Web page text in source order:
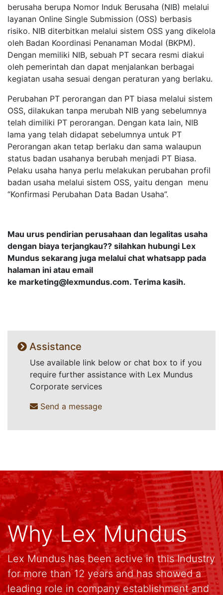
berusaha berupa Nomor Induk Berusaha (NIB) melalui
layanan Online Single Submission (OSS) berbasis
risiko. NIB diterbitkan melalui sistem OSS yang dikelola
oleh Badan Koordinasi Penanaman Modal (BKPM).
Dengan memiliki NIB, sebuah PT secara resmi diakui
oleh pemerintah dan dapat menjalankan berbagai
kegiatan usaha sesuai dengan peraturan yang berlaku.
Perubahan PT perorangan dan PT biasa melalui sistem
OSS, dilakukan tanpa merubah NIB yang sebelumnya
telah dimiliki PT perorangan. Dengan kata lain, NIB
lama yang telah didapat sebelumnya untuk PT
Perorangan akan tetap berlaku dan sama walaupun
status badan usahanya berubah menjadi PT Biasa.
Pelaku usaha hanya perlu melakukan perubahan profil
badan usaha melalui sistem OSS, yaitu dengan menu
“Konfirmasi Perubahan Data Badan Usaha”.
Mau urus pendirian perusahaan dan legalitas usaha
dengan biaya terjangkau?? silahkan hubungi Lex
Mundus sekarang juga melalui chat whatsapp pada
halaman ini atau email
ke marketing@lexmundus.com. Terima kasih.
Assistance
Use available link below or chat box to if you
require further assistance with Lex Mundus
Corporate services
Send a message
Why Lex Mundus
Lex Mundus has been active in this Industry
for more than 12 years and has showed a
leading role in company establishment and